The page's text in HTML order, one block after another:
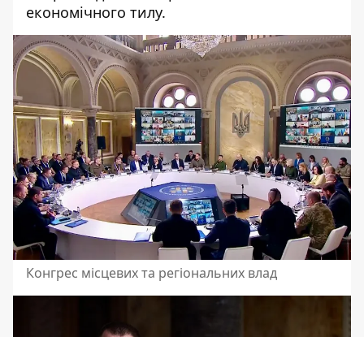
економічного тилу.
Конгрес місцевих та регіональних влад